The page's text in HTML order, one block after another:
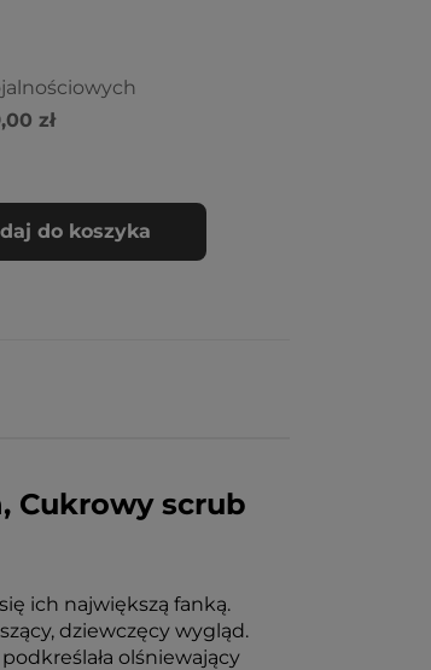
zł
do koszyka
Cukrowy scrub
ich największą fanką.
dziewczęcy wygląd.
olśniewający